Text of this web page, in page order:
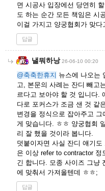
면 시공사 입장에선 당연히
도 하는 순간 모든 책임은 시
이걸 가지고 양궁협회가 맞
답글
낼뭐하낭 26-06-10 00:20
@축축한휴지 뉴스에 나오는
고, 본문의 사례는 잔디 빼고
르다고 보아야 할 것 입니다.
다로 포커스가 조금 샌 것 같
변경을 정식으로 잡아주고
게 맞습니다. ㅎㅎ 양궁협회
리 잘 했을 것이라 봅니다.
덧붙이자면 사실 잔디 얘기
은 이상 refer to contractor
긴 합니다. 모종 사이즈 그냥
에 맞춰서 가져올텐데 ㅎㅎ;
답글